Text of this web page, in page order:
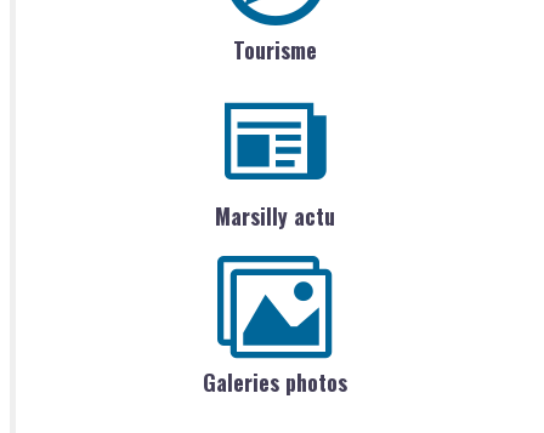
Tourisme
Marsilly actu
Galeries photos